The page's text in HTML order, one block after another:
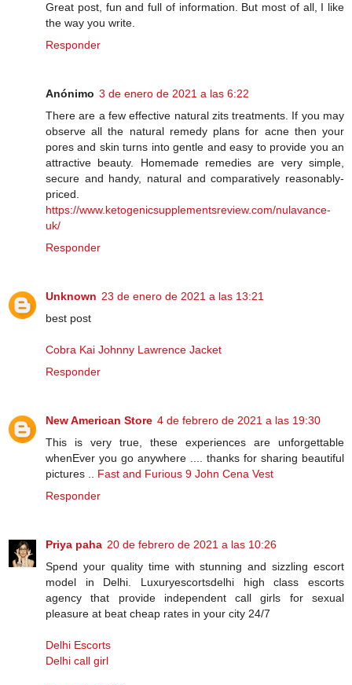
Great post, fun and full of information. But most of all, I like
the way you write.
Responder
Anónimo 3 de enero de 2021 a las 6:22
There are a few effective natural zits treatments. If you may
observe all the natural remedy plans for acne then your
pores and skin turns into gentle and easy to provide you an
attractive beauty. Homemade remedies are very simple,
secure and handy, natural and comparatively reasonably-
priced.
https://www.ketogenicsupplementsreview.com/nulavance-
uk/
Responder
Unknown 23 de enero de 2021 a las 13:21
best post
Cobra Kai Johnny Lawrence Jacket
Responder
New American Store 4 de febrero de 2021 a las 19:30
This is very true, these experiences are unforgettable
whenEver you go anywhere .... thanks for sharing beautiful
pictures .. Fast and Furious 9 John Cena Vest
Responder
Priya paha 20 de febrero de 2021 a las 10:26
Spend your quality time with stunning and sizzling escort
model in Delhi. Luxuryescortsdelhi high class escorts
agency that provide independent call girls for sexual
pleasure at beat cheap rates in your city 24/7
Delhi Escorts
Delhi call girl